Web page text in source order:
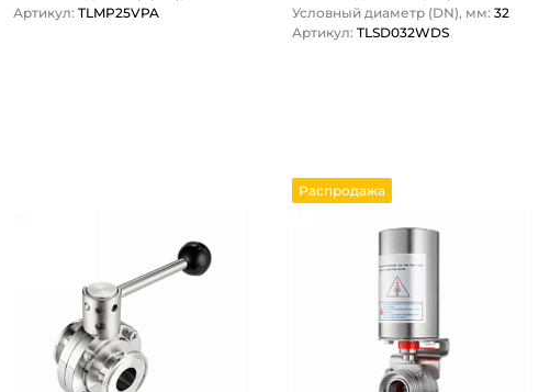
Артикул: TLMP25VPA
Условный диаметр (DN), мм: 32
Артикул: TLSD032WDS
Распродажа